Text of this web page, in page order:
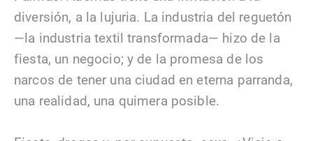
diversión, a la lujuria. La industria del reguetón
—la industria textil transformada— hizo de la
fiesta, un negocio; y de la promesa de los
narcos de tener una ciudad en eterna parranda,
una realidad, una quimera posible.